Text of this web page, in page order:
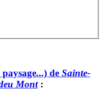
de Sainte-
Mont: